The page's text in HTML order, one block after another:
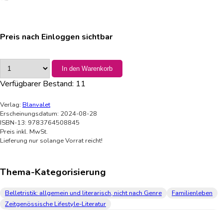
Preis nach Einloggen sichtbar
In den Warenkorb
Verfügbarer Bestand: 11
Verlag: Blanvalet
Erscheinungsdatum: 2024-08-28
ISBN-13: 9783764508845
Preis inkl. MwSt.
Lieferung nur solange Vorrat reicht!
Thema-Kategorisierung
Belletristik: allgemein und literarisch, nicht nach Genre
Familienleben
Zeitgenössische Lifestyle-Literatur